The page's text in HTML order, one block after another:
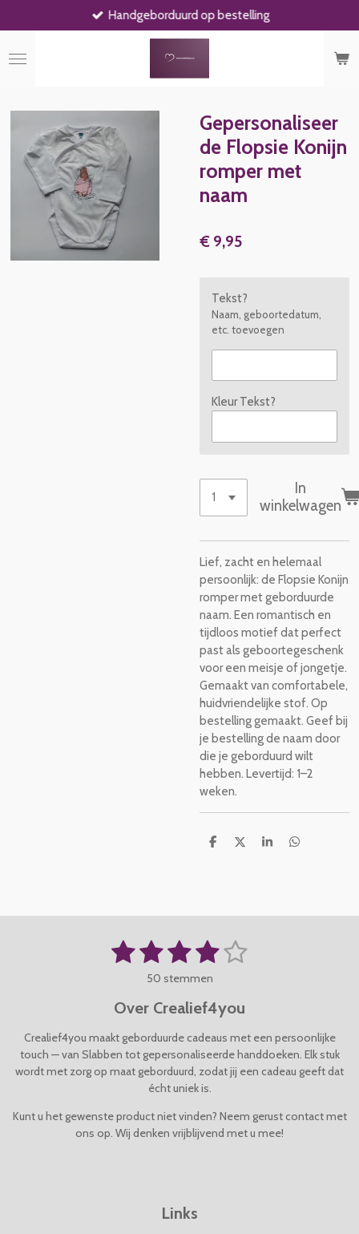
direct
naar
de
Handgeborduurd op bestelling
Gepersonaliseer
de Flopsie Konijn
romper met
naam
€ 9,95
Tekst?
Naam, geboortedatum,
etc. toevoegen
Kleur Tekst?
In
winkelwagen
Lief, zacht en helemaal
persoonlijk: de Flopsie Konijn
romper met geborduurde
naam. Een romantisch en
tijdloos motief dat perfect
past als geboortegeschenk
voor een meisje of jongetje.
Gemaakt van comfortabele,
huidvriendelijke stof. Op
bestelling gemaakt. Geef bij
je bestelling de naam door
die je geborduurd wilt
hebben. Levertijd: 1–2
weken.
D
D
S
D
4
1
t
e
r
2
s
t
e
r
r
e
n
3
s
t
e
r
r
e
n
4
s
t
e
r
r
e
n
5
t
e
r
r
e
n
n
50 stemmen
Over Crealief4you
Crealief4you maakt geborduurde cadeaus met een persoonlijke
touch — van Slabben tot gepersonaliseerde handdoeken. Elk stuk
wordt met zorg op maat geborduurd, zodat jij een cadeau geeft dat
écht uniek is.
Kunt u het gewenste product niet vinden? Neem gerust contact met
ons op. Wij denken vrijblijvend met u mee!
Links